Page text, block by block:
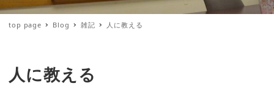
top page Blog 雑記 人に教える
人に教える